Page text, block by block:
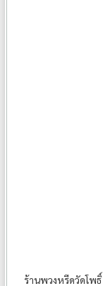
ร้านพวงหรีดวัดโพธิ์